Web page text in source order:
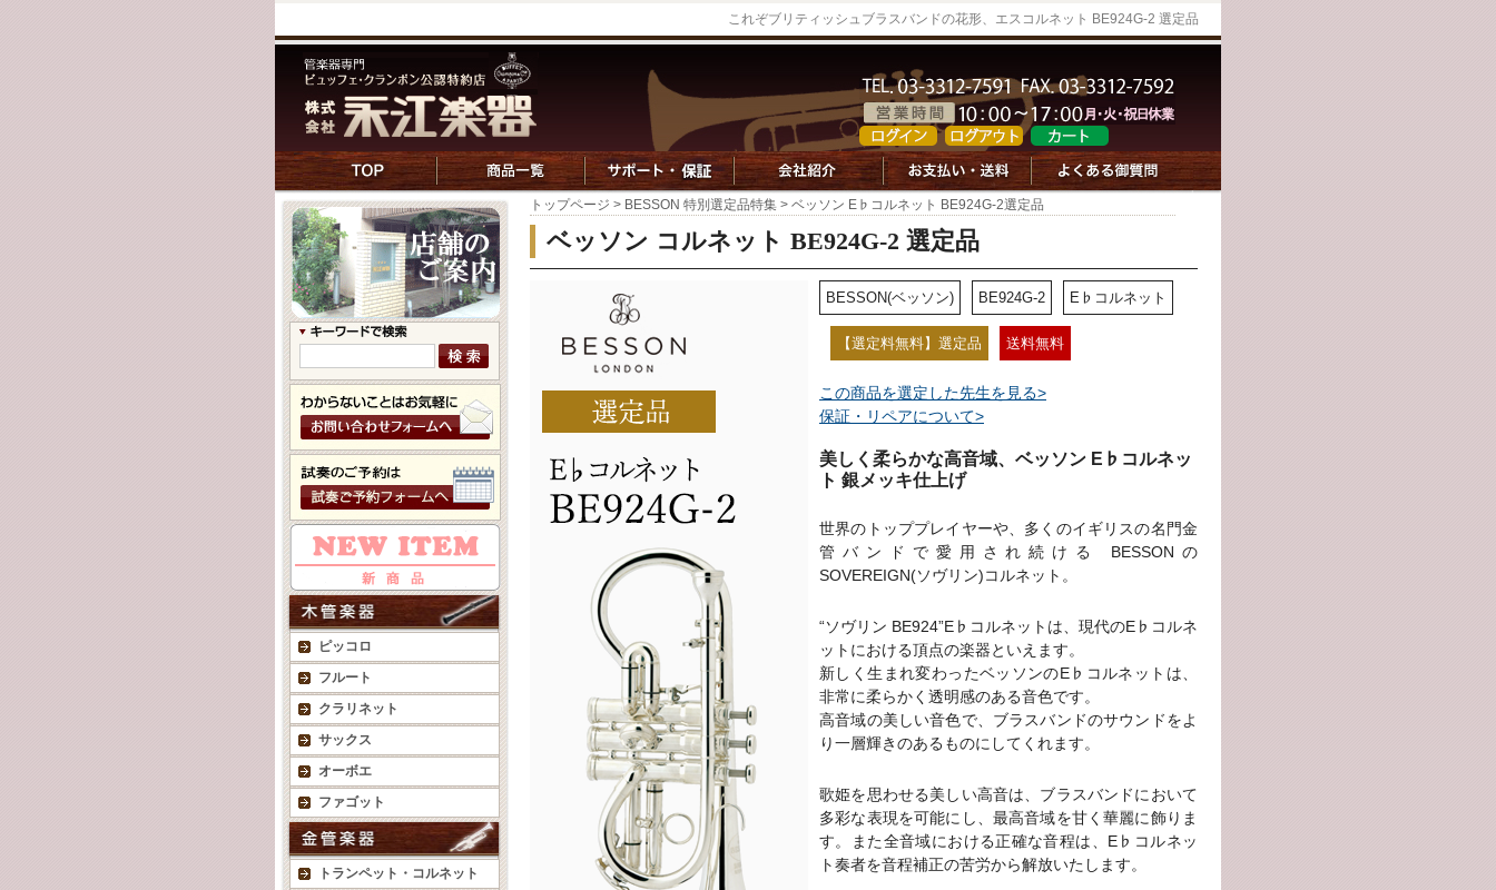
これぞブリティッシュブラスバンドの花形、エスコルネット BE924G-2 選定品
ピッコロ
フルート
クラリネット
サックス
オーボエ
ファゴット
トランペット・コルネット
トップページ > BESSON 特別選定品特集 > ベッソン E♭コルネット BE924G-2選定品
ベッソン コルネット BE924G-2 選定品
BESSON(ベッソン) BE924G-2 E♭コルネット
【選定料無料】選定品 送料無料
この商品を選定した先生を見る>
保証・リペアについて>
美しく柔らかな高音域、ベッソン E♭コルネッ
ト 銀メッキ仕上げ
世界のトッププレイヤーや、多くのイギリスの名門金
管バンドで愛用され続ける BESSONの
SOVEREIGN(ソヴリン)コルネット。
“ソヴリン BE924”E♭コルネットは、現代のE♭コルネ
ットにおける頂点の楽器といえます。
新しく生まれ変わったベッソンのE♭コルネットは、
非常に柔らかく透明感のある音色です。
高音域の美しい音色で、ブラスバンドのサウンドをよ
り一層輝きのあるものにしてくれます。
歌姫を思わせる美しい高音は、ブラスバンドにおいて
多彩な表現を可能にし、最高音域を甘く華麗に飾りま
す。また全音域における正確な音程は、E♭コルネッ
ト奏者を音程補正の苦労から解放いたします。